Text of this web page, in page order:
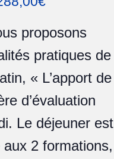
proposons
pratiques de
« L’apport de
d’évaluation
Le déjeuner est
aux 2 formations,